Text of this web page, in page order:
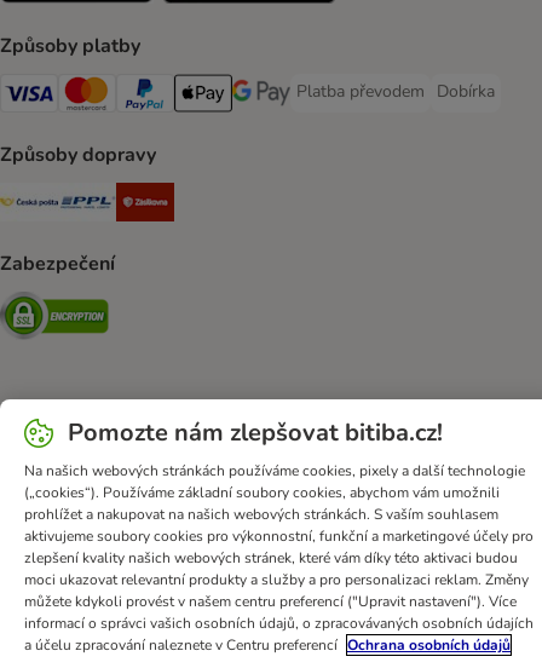
Způsoby platby
Visa Payment Method
mastercard Payment Method
PayPal Payment Method
Apple pay Payment Method
Google Pay Payment Method
Platba převodem
Platba převodem Payment
Dobírka
Dobírka
Způsoby dopravy
Česká pošta Shipping Method
PPL Shipping Method
Zabezpečení
Security
Obchodní podmínky Ochrana osobních údajů
Likvidace baterií
Způsob platby
Formulář na odstoupení od smlouvy
Věrnostní karta
Prohlášení o přístupnosti
bitiba GmbH 2026
Pomozte nám zlepšovat bitiba.cz!
Na našich webových stránkách používáme cookies, pixely a další technologie
(„cookies“). Používáme základní soubory cookies, abychom vám umožnili
prohlížet a nakupovat na našich webových stránkách. S vaším souhlasem
aktivujeme soubory cookies pro výkonnostní, funkční a marketingové účely pro
zlepšení kvality našich webových stránek, které vám díky této aktivaci budou
moci ukazovat relevantní produkty a služby a pro personalizaci reklam. Změny
můžete kdykoli provést v našem centru preferencí ("Upravit nastavení"). Více
informací o správci vašich osobních údajů, o zpracovávaných osobních údajích
a účelu zpracování naleznete v Centru preferencí Ochrana osobních údajů